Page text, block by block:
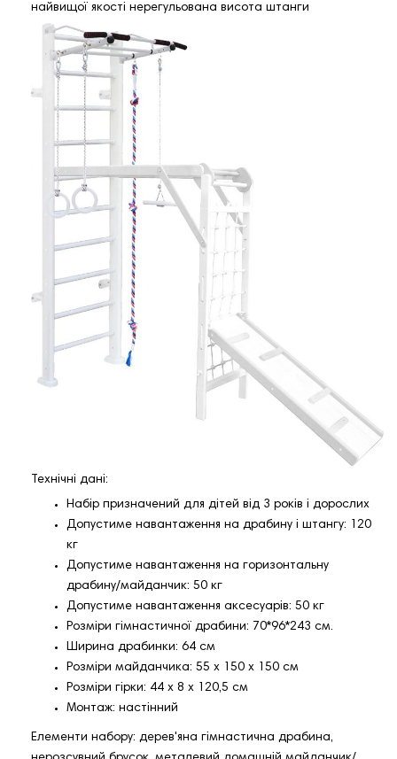
найвищої якості нерегульована висота штанги
Технічні дані:
Набір призначений для дітей від 3 років і дорослих
Допустиме навантаження на драбину і штангу: 120
кг
Допустиме навантаження на горизонтальну
драбину/майданчик: 50 кг
Допустиме навантаження аксесуарів: 50 кг
Розміри гімнастичної драбини: 70*96*243 см.
Ширина драбинки: 64 см
Розміри майданчика: 55 х 150 х 150 см
Розміри гірки: 44 х 8 х 120,5 см
Монтаж: настінний
Елементи набору: дерев'яна гімнастична драбина,